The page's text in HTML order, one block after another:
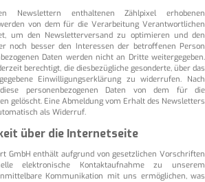
enthaltenen Zählpixel erhobenen
von dem für die Verarbeitung Verantwortlichen
um den Newsletterversand zu optimieren und den
noch besser den Interessen der betroffenen Person
Daten werden nicht an Dritte weitergegeben.
berechtigt, die diesbezügliche gesonderte, über das
Einwilligungserklärung zu widerrufen. Nach
personenbezogenen Daten von dem für die
gelöscht. Eine Abmeldung vom Erhalt des Newsletters
als Widerruf.
über die Internetseite
GmbH enthält aufgrund von gesetzlichen Vorschriften
elektronische Kontaktaufnahme zu unserem
Kommunikation mit uns ermöglichen, was